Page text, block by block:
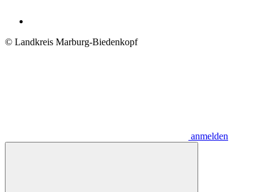
© Landkreis Marburg-Biedenkopf
anmelden